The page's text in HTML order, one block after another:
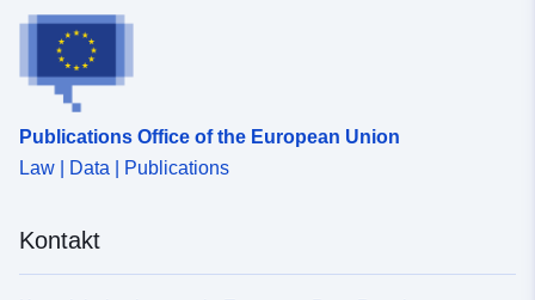
Publications Office of the European Union
Law | Data | Publications
Kontakt